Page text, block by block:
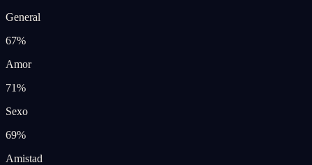
General
67%
Amor
71%
Sexo
69%
Amistad